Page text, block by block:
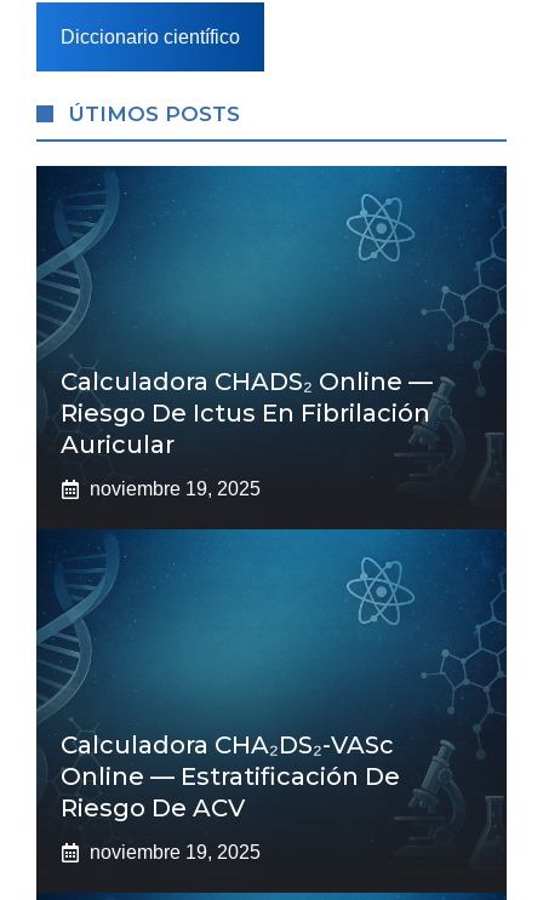
Diccionario científico
ÚTIMOS POSTS
Calculadora CHADS₂ Online —
Riesgo De Ictus En Fibrilación
Auricular
noviembre 19, 2025
Calculadora CHA₂DS₂-VASc
Online — Estratificación De
Riesgo De ACV
noviembre 19, 2025